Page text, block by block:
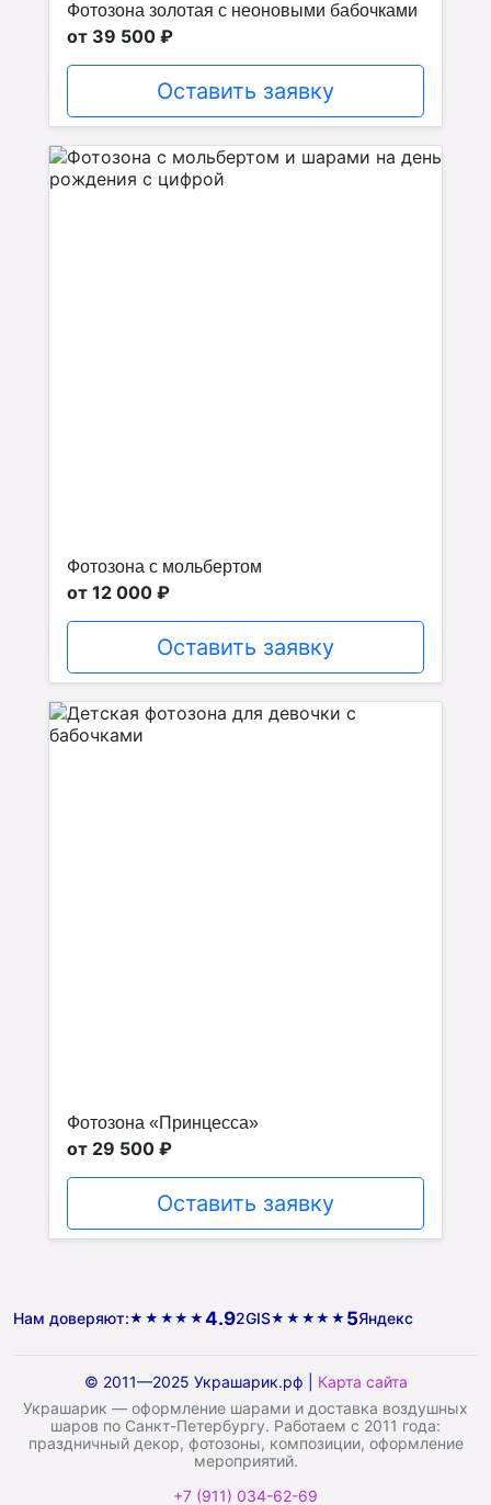
Фотозона золотая с неоновыми бабочками
от 39 500 ₽
Оставить заявку
Фотозона с мольбертом
от 12 000 ₽
Оставить заявку
Фотозона «Принцесса»
от 29 500 ₽
Оставить заявку
Нам доверяют:★★★★★ 4.92GIS★★★★★ 5Яндекс
© 2011—2025 Украшарик.рф | Карта сайта
Украшарик — оформление шарами и доставка воздушных
шаров по Санкт-Петербургу. Работаем с 2011 года:
праздничный декор, фотозоны, композиции, оформление
мероприятий.
+7 (911) 034-62-69